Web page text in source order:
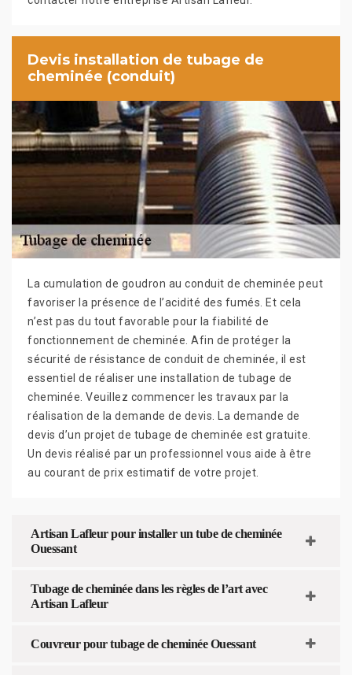
Devis installation de tubage de
cheminée (conduit)
La cumulation de goudron au conduit de cheminée peut
favoriser la présence de l’acidité des fumés. Et cela
n’est pas du tout favorable pour la fiabilité de
fonctionnement de cheminée. Afin de protéger la
sécurité de résistance de conduit de cheminée, il est
essentiel de réaliser une installation de tubage de
cheminée. Veuillez commencer les travaux par la
réalisation de la demande de devis. La demande de
devis d’un projet de tubage de cheminée est gratuite.
Un devis réalisé par un professionnel vous aide à être
au courant de prix estimatif de votre projet.
Artisan Lafleur pour installer un tube de cheminée
Ouessant
Tubage de cheminée dans les règles de l’art avec
Artisan Lafleur
Couvreur pour tubage de cheminée Ouessant